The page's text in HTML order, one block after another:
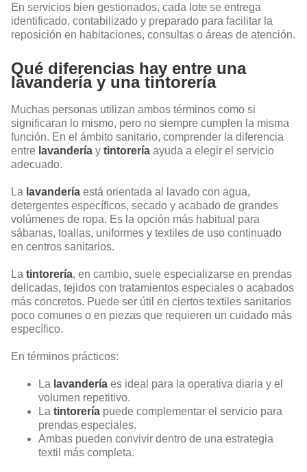
En servicios bien gestionados, cada lote se entrega
identificado, contabilizado y preparado para facilitar la
reposición en habitaciones, consultas o áreas de atención.
Qué diferencias hay entre una
lavandería y una tintorería
Muchas personas utilizan ambos términos como si
significaran lo mismo, pero no siempre cumplen la misma
función. En el ámbito sanitario, comprender la diferencia
entre lavandería y tintorería ayuda a elegir el servicio
adecuado.
La lavandería está orientada al lavado con agua,
detergentes específicos, secado y acabado de grandes
volúmenes de ropa. Es la opción más habitual para
sábanas, toallas, uniformes y textiles de uso continuado
en centros sanitarios.
La tintorería, en cambio, suele especializarse en prendas
delicadas, tejidos con tratamientos especiales o acabados
más concretos. Puede ser útil en ciertos textiles sanitarios
poco comunes o en piezas que requieren un cuidado más
específico.
En términos prácticos:
La lavandería es ideal para la operativa diaria y el
volumen repetitivo.
La tintorería puede complementar el servicio para
prendas especiales.
Ambas pueden convivir dentro de una estrategia
textil más completa.